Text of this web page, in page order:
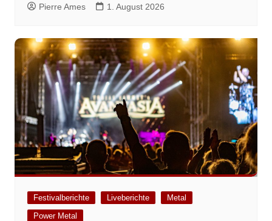
Pierre Ames 1. August 2026
Festivalberichte Liveberichte
Metal
Power Metal